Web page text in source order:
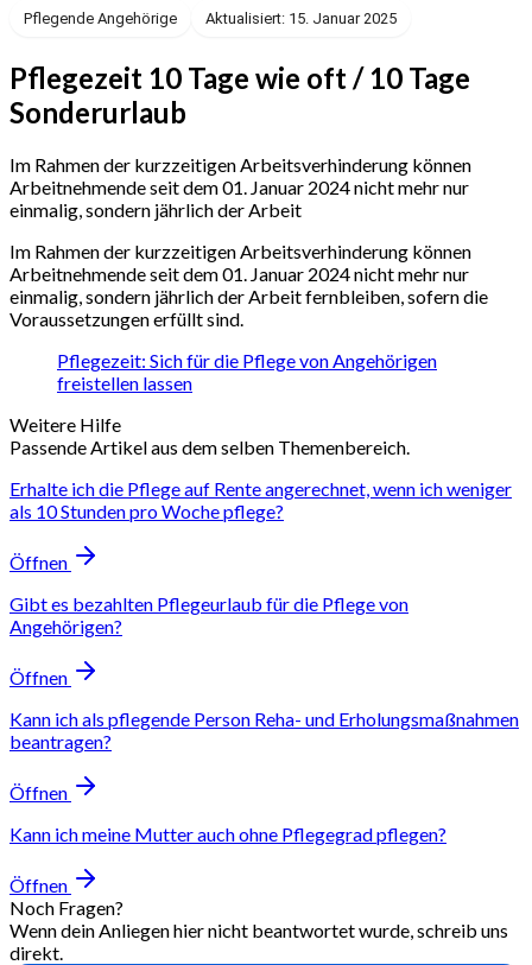
Pflegende Angehörige Aktualisiert: 15. Januar 2025
Pflegezeit 10 Tage wie oft / 10 Tage
Sonderurlaub
Im Rahmen der kurzzeitigen Arbeitsverhinderung können
Arbeitnehmende seit dem 01. Januar 2024 nicht mehr nur
einmalig, sondern jährlich der Arbeit
Im Rahmen der kurzzeitigen Arbeitsverhinderung können
Arbeitnehmende seit dem 01. Januar 2024 nicht mehr nur
einmalig, sondern jährlich der Arbeit fernbleiben, sofern die
Voraussetzungen erfüllt sind.
Pflegezeit: Sich für die Pflege von Angehörigen
freistellen lassen
Weitere Hilfe
Passende Artikel aus dem selben Themenbereich.
Erhalte ich die Pflege auf Rente angerechnet, wenn ich weniger
als 10 Stunden pro Woche pflege?
Öffnen
Gibt es bezahlten Pflegeurlaub für die Pflege von
Angehörigen?
Öffnen
Kann ich als pflegende Person Reha- und Erholungsmaßnahmen
beantragen?
Öffnen
Kann ich meine Mutter auch ohne Pflegegrad pflegen?
Öffnen
Noch Fragen?
Wenn dein Anliegen hier nicht beantwortet wurde, schreib uns
direkt.